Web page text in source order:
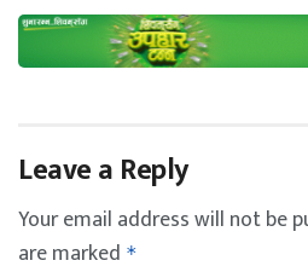
Leave a Reply
Your email address will not be
are marked *